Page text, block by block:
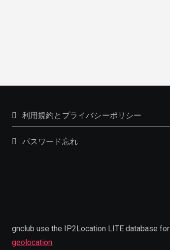
利用規約とプライバシーポリシー
パスワード忘れ
gnclub use the IP2Location LITE database for
geolocation.